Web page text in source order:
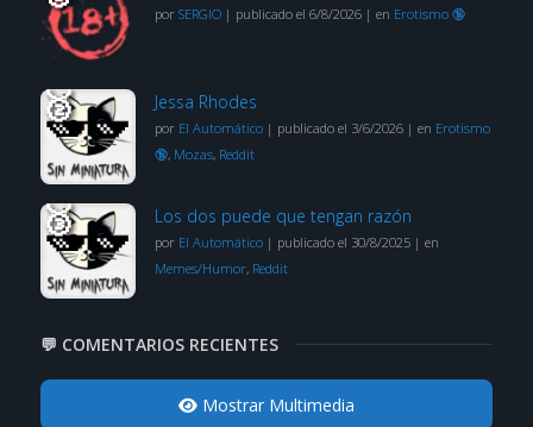
por SERGIO| publicado el 6/8/2026| en Erotismo 🔞
Jessa Rhodes
por El Automático| publicado el 3/6/2026| en Erotismo
🔞, Mozas, Reddit
Los dos puede que tengan razón
por El Automático| publicado el 30/8/2025| en
Memes/Humor, Reddit
💬 COMENTARIOS RECIENTES
Mostrar Multimedia